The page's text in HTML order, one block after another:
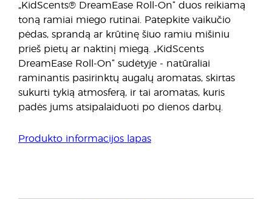
„KidScents® DreamEase Roll-On“ duos reikiamą
toną ramiai miego rutinai. Patepkite vaikučio
pėdas, sprandą ar krūtinę šiuo ramiu mišiniu
prieš pietų ar naktinį miegą. „KidScents
DreamEase Roll-On“ sudėtyje - natūraliai
raminantis pasirinktų augalų aromatas, skirtas
sukurti tykią atmosferą, ir tai aromatas, kuris
padės jums atsipalaiduoti po dienos darbų.
Produkto informacijos lapas